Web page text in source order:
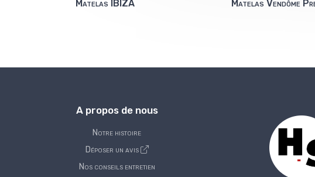
Matelas IBIZA Matelas Vendôme
A propos de nous
Notre histoire
Déposer un avis
Nos conseils entretien